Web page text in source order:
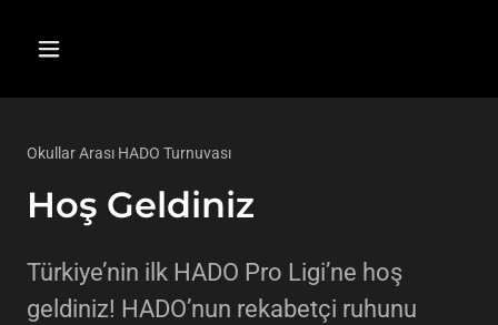
Okullar Arası HADO Turnuvası
Hoş Geldiniz
Türkiye’nin ilk HADO Pro Ligi’ne hoş
geldiniz! HADO’nun rekabetçi ruhunu